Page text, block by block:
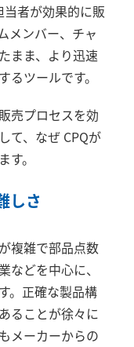
者が効果的に販
メンバー、チャ
まま、より迅速
ツールです。
売プロセスを効
て、なぜ CPQが
。
しさ
複雑で部品点数
などを中心に、
。正確な製品構
ることが徐々に
メーカーからの